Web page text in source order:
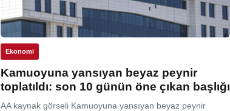
Ekonomi
Kamuoyuna yansıyan beyaz peynir
toplatıldı: son 10 günün öne çıkan başlığı
AA kaynak görseli Kamuoyuna yansıyan beyaz peynir